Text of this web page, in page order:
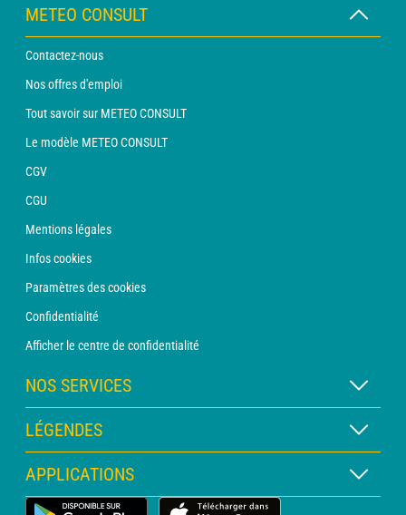
METEO CONSULT
Contactez-nous
Nos offres d'emploi
Tout savoir sur METEO CONSULT
Le modèle METEO CONSULT
CGV
CGU
Mentions légales
Infos cookies
Paramètres des cookies
Confidentialité
Afficher le centre de confidentialité
NOS SERVICES
Abonnement METEO Xpert
Abonnement METEO PRO
Consultation avec un prévisionniste
LÉGENDES
Légende des cartes
Légende des pictogrammes
APPLICATIONS